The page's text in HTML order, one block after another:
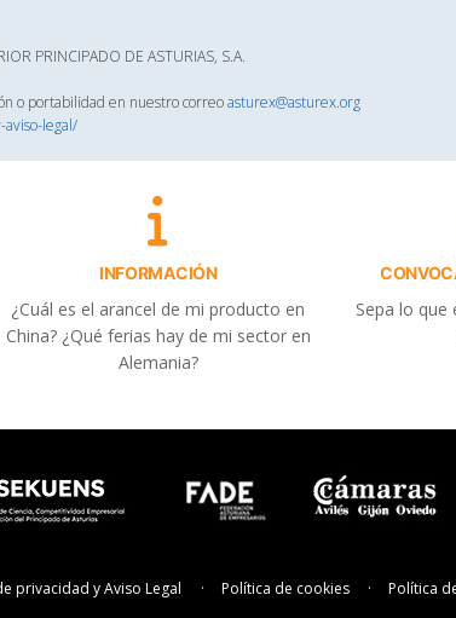
PRINCIPADO DE ASTURIAS, S.A.
o portabilidad en nuestro correoasturex@asturex.org
legal/
INFORMACIÓN
¿Cuál es el arancel de mi producto en
China? ¿Qué ferias hay de mi sector en
Alemania?
Sepa lo
privacidad y Aviso Legal Política de cookies Política